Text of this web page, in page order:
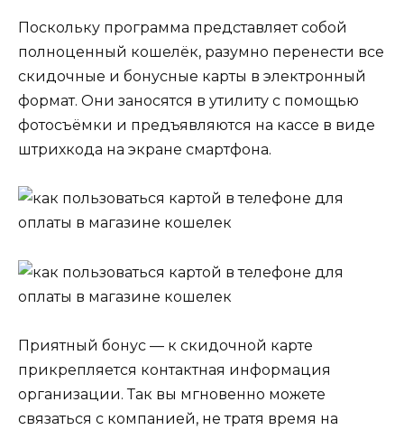
Поскольку программа представляет собой
полноценный кошелёк, разумно перенести все
скидочные и бонусные карты в электронный
формат. Они заносятся в утилиту с помощью
фотосъёмки и предъявляются на кассе в виде
штрихкода на экране смартфона.
Приятный бонус — к скидочной карте
прикрепляется контактная информация
организации. Так вы мгновенно можете
связаться с компанией, не тратя время на